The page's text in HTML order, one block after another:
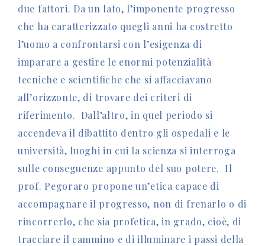
due fattori. Da un lato, l’imponente progresso
che ha caratterizzato quegli anni ha costretto
l’uomo a confrontarsi con l’esigenza di
imparare a gestire le enormi potenzialità
tecniche e scientifiche che si affacciavano
all’orizzonte, di trovare dei criteri di
riferimento. Dall’altro, in quel periodo si
accendeva il dibattito dentro gli ospedali e le
università, luoghi in cui la scienza si interroga
sulle conseguenze appunto del suo potere. Il
prof. Pegoraro propone un’etica capace di
accompagnare il progresso, non di frenarlo o di
rincorrerlo, che sia profetica, in grado, cioè, di
tracciare il cammino e di illuminare i passi della